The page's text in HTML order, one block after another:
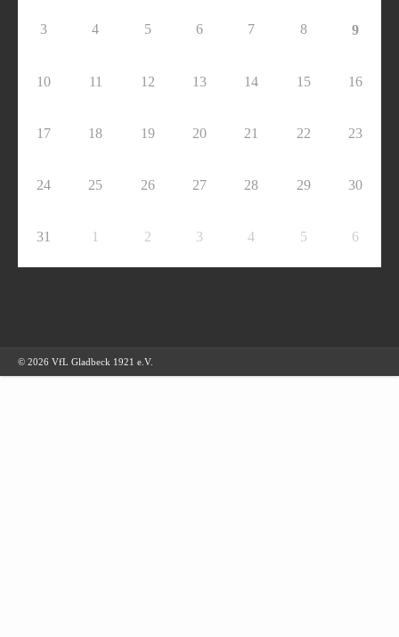
3 4 5 6 7 8 9
10 11 12 13 14 15 16
17 18 19 20 21 22 23
24 25 26 27 28 29 30
31 1 2 3 4 5 6
© 2026 VfL Gladbeck 1921 e.V.